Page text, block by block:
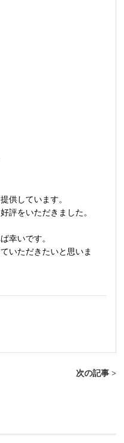
供しています。
評をいただきました。
幸いです。
いただきたいと思いま
次の記事 >